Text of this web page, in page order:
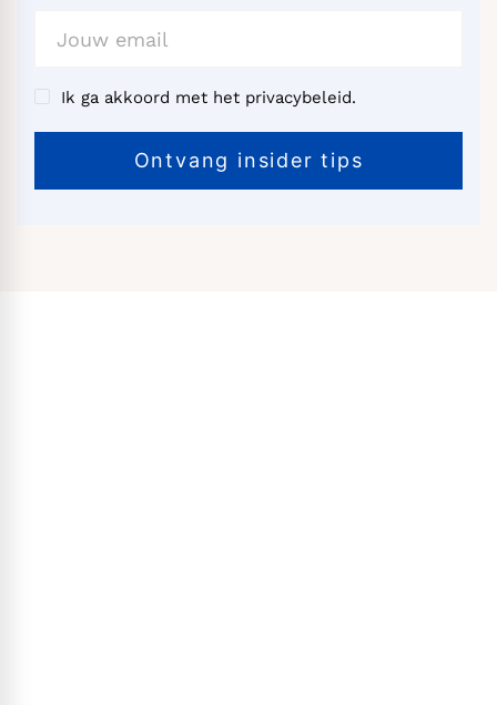
Ik ga akkoord met het privacybeleid.